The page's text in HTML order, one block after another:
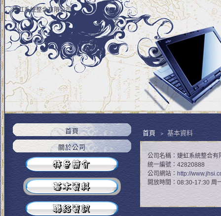
婕虹系統整合有限公司
首頁 ﹥ 基本資料
公司名稱：婕虹系統整合有
統一編號：42820888
公司網站： http://
開放時間：08:30-17:30 周
首頁
關於公司